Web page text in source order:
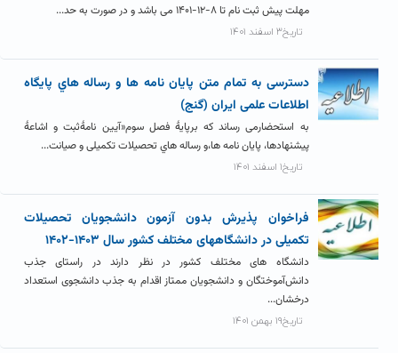
مهلت پیش ثبت نام تا ۸-۱۲-۱۴۰۱ می باشد و در صورت به حد...
تاریخ۳ اسفند ۱۴۰۱
دسترسی به تمام متن پایان نامه ها و رساله هاي پایگاه
اطلاعات علمی ایران (گنج)
به استحضارمی رساند که برپایۀ فصل سوم«آیین نامۀثبت و اشاعۀ
پیشنهادها، پایان نامه ها،و رساله هاي تحصیلات تکمیلی و صیانت...
تاریخ۱ اسفند ۱۴۰۱
فراخوان پذیرش بدون آزمون دانشجویان تحصیلات
تکمیلی در دانشگاههای مختلف کشور سال ۱۴۰۳-۱۴۰۲
دانشگاه های مختلف کشور در نظر دارند در راستای جذب
دانش‌آموختگان و دانشجویان ممتاز اقدام به جذب دانشجوی استعداد
درخشان...
تاریخ۱۹ بهمن ۱۴۰۱